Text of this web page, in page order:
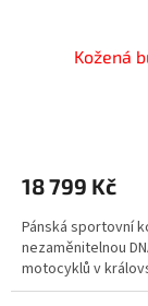
Kožená
18 799 Kč
Pánská sportovní
nezaměnitelnou
motocyklů v